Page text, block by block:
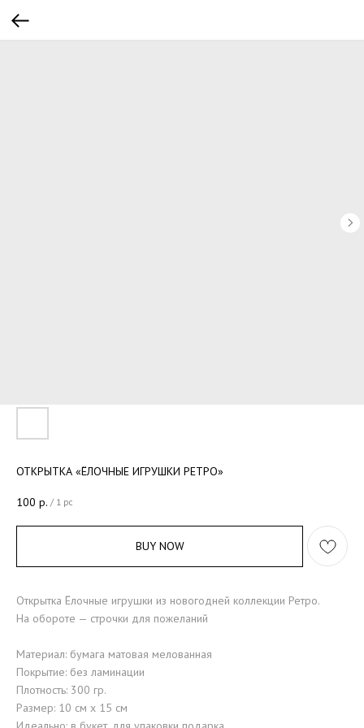
ОТКРЫТКА «ЁЛОЧНЫЕ ИГРУШКИ РЕТРО»
100 р. / 1 pc
BUY NOW
Открытка Ёлочные игрушки из новогодней коллекции Ретро.
На обороте — строчки для пожеланий
Материал: бумага матовая мелованная
Покрытие: без ламинации
Плотность: 300 гр.
Размер: 10 см x 15 см